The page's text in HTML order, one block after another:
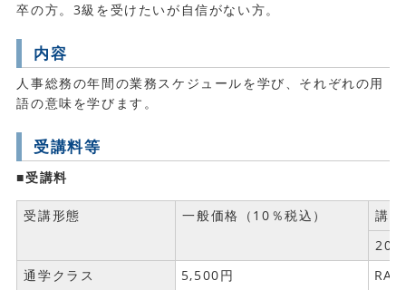
卒の方。3級を受けたいが自信がない方。
内容
人事総務の年間の業務スケジュールを学び、それぞれの用
語の意味を学びます。
受講料等
■受講料
受講形態 一般価格（10％税込）
講
通学クラス
5,500円